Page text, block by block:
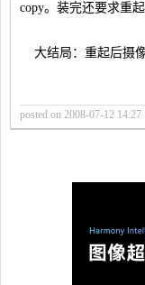
copy。装完还要求重
大结局：重起后摄像
posted on 2008-07-12 14:27